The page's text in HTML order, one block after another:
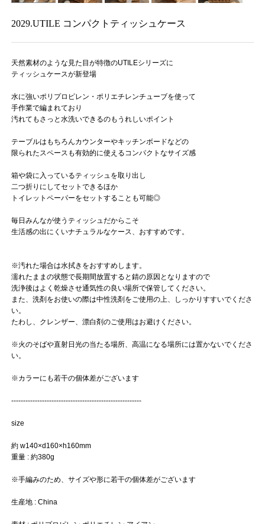
2029.UTILE コンパクトティッシュケース
天然素材のような見た目が特徴のUTILEシリーズに
ティッシュケースが新登場
水に強いポリプロピレン・ポリエチレンチューブを使って
手作業で編まれており
汚れてもさっと水洗いできるのもうれしいポイント
テーブルはもちろんカウンターやキッチンボードなどの
限られたスペースも有効的に使えるコンパクトなサイズ感
箱や袋に入っているティッシュを取り出し
二つ折りにしてセットできるほか
トイレットペーパーをセットすることも可能◎
毎日みんなが使うティッシュだからこそ
生活感の出にくいナチュラルなケース、おすすめです。
※汚れた場合は水拭きをおすすめします。
濡れたままの状態で長期間放置すると錆の原因となりますので
洗浄後はよく乾燥させ通気性の良い場所で保管してください。
また、洗剤をお使いの際は中性洗剤をご使用の上、しっかりすすいでくださ
い。
たわし、クレンザー、漂白剤のご使用はお避けください。
※火のそばや直射日光の当たる場所、高温になる場所には置かないでくださ
い。
※カラーにも若干の個体差がございます
-------------------------------------------------------
size
約 w140×d160×h160mm
重量 : 約380g
※手編みのため、サイズや形に若干の個体差がございます
生産地 : China